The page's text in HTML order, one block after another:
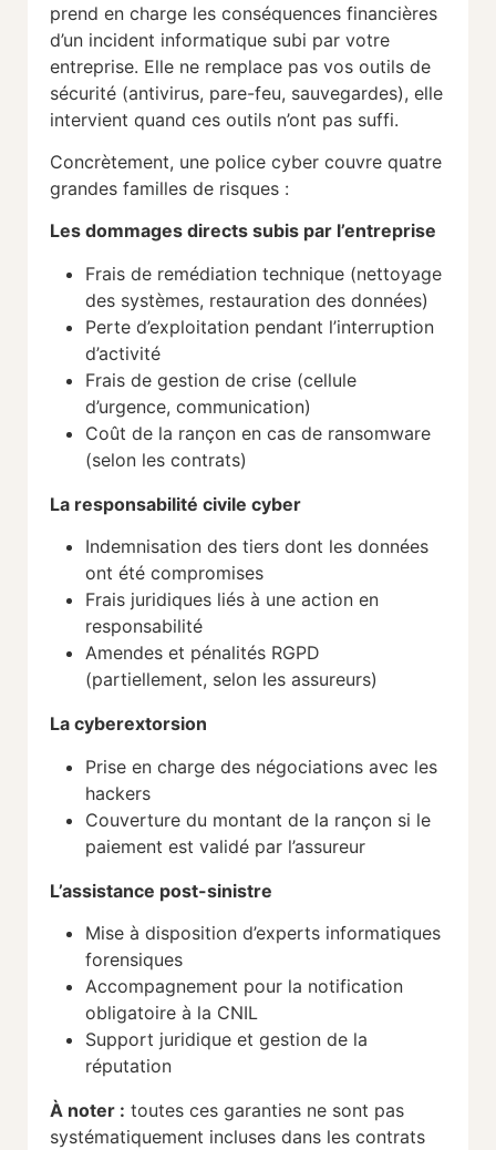
prend en charge les conséquences financières
d’un incident informatique subi par votre
entreprise. Elle ne remplace pas vos outils de
sécurité (antivirus, pare-feu, sauvegardes), elle
intervient quand ces outils n’ont pas suffi.
Concrètement, une police cyber couvre quatre
grandes familles de risques :
Les dommages directs subis par l’entreprise
Frais de remédiation technique (nettoyage
des systèmes, restauration des données)
Perte d’exploitation pendant l’interruption
d’activité
Frais de gestion de crise (cellule
d’urgence, communication)
Coût de la rançon en cas de ransomware
(selon les contrats)
La responsabilité civile cyber
Indemnisation des tiers dont les données
ont été compromises
Frais juridiques liés à une action en
responsabilité
Amendes et pénalités RGPD
(partiellement, selon les assureurs)
La cyberextorsion
Prise en charge des négociations avec les
hackers
Couverture du montant de la rançon si le
paiement est validé par l’assureur
L’assistance post-sinistre
Mise à disposition d’experts informatiques
forensiques
Accompagnement pour la notification
obligatoire à la CNIL
Support juridique et gestion de la
réputation
À noter : toutes ces garanties ne sont pas
systématiquement incluses dans les contrats